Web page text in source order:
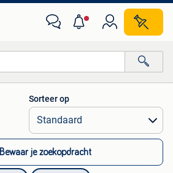
Alle afstanden…
Sorteer op
Bewaar je zoekopdracht